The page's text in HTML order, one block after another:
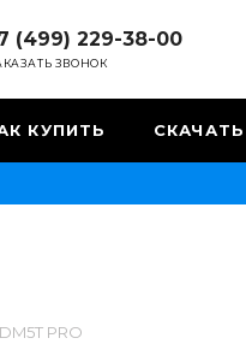
(499) 229-38-00
ЗВОНОК
КУПИТЬ СКАЧАТЬ
PRO